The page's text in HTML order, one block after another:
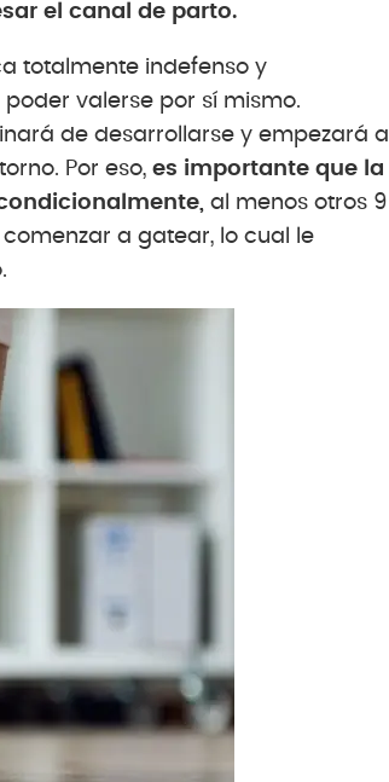
el canal de parto.
totalmente indefenso y
valerse por sí mismo.
de desarrollarse y empezará a
Por eso, es importante que la
al menos otros 9
a gatear, lo cual le